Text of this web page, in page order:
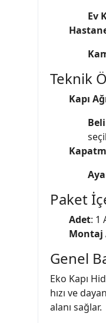
Ev
Teknik
Kapı
Paket
Adet: 1
Montaj
Genel
Eko Kapı
hızı ve
alanı sağlar.